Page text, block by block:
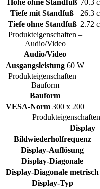
Höhe ohne Standfuß 70.3
Tiefe mit Standfuß
26.3
Tiefe ohne Standfuß 2.72
Produkteigenschaften –
Audio/Video
Audio/Video
Ausgangsleistung 60 W
Produkteigenschaften –
Bauform
Bauform
VESA-Norm 300 x 200
Display
Bildwiederholfrequenz
Display-Auflösung
Display-Diagonale
Display-Diagonale metrisch
Display-Typ